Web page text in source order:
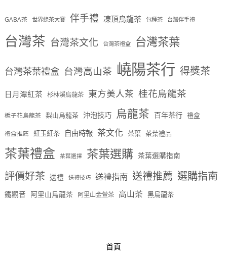
GABA茶 世界綠茶大賽 伴手禮 凍頂烏龍茶 包種茶 台灣伴手禮
台灣茶 台灣茶文化 台灣茶禮盒 台灣茶葉
台灣茶葉禮盒 台灣高山茶 嶢陽茶行 得獎茶
日月潭紅茶 杉林溪烏龍茶 東方美人茶 桂花烏龍茶
梔子花烏龍茶 梨山烏龍茶 沖泡技巧 烏龍茶 百年茶行 禮盒
禮盒推薦 紅玉紅茶 自由時報 茶文化 茶葉 茶葉禮品
茶葉禮盒 茶葉選擇 茶葉選購 茶葉選購指南
評價好茶 送禮 送禮技巧 送禮指南 送禮推薦 選購指南
鐵觀音 阿里山烏龍茶 阿里山金萱茶 高山茶 黑烏龍茶
首頁